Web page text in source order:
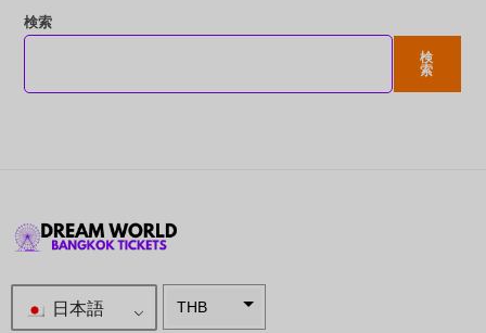
検索
検
索
日本語 THB